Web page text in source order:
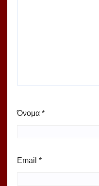
Όνομα *
Email *